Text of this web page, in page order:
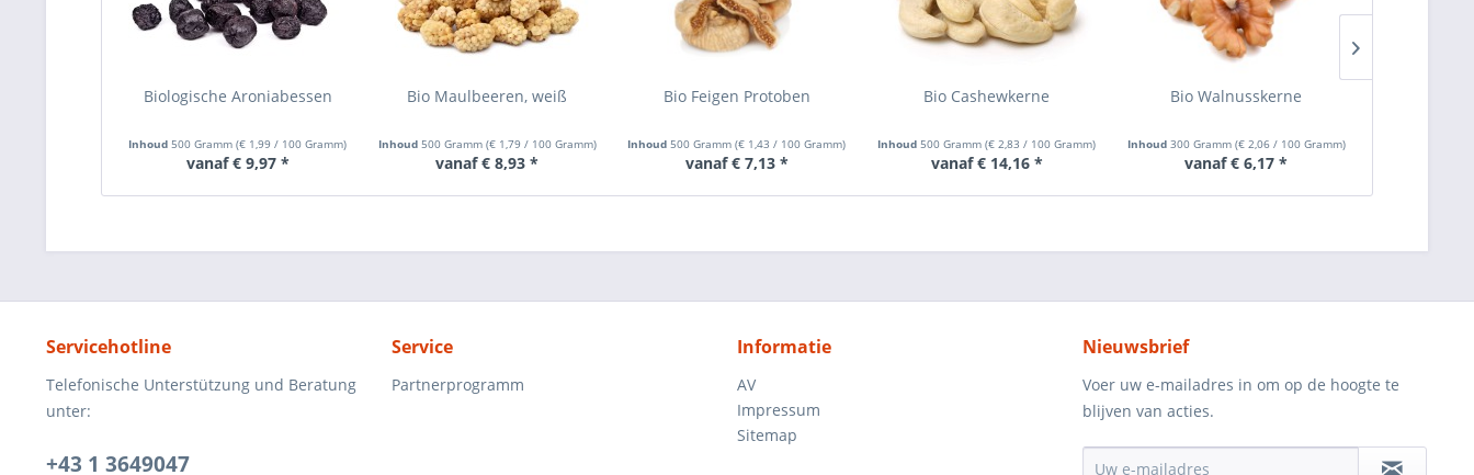
Biologische Aroniabessen
Inhoud500 Gramm(€ 1,99 / 100 Gramm)
vanaf € 9,97 *
Bio Maulbeeren, weiß
Inhoud 500 Gramm (€ 1,79 / 100 Gramm)
vanaf € 8,93 *
Bio Feigen Protoben
Inhoud500 Gramm(€ 1,43 / 100 Gramm)
vanaf € 7,13 *
Bio Cashewkerne
Inhoud500 Gramm(€ 2,83 / 100 Gramm)
vanaf € 14,16 *
Bio Walnusskerne
Inhoud 300 Gramm (€ 2,06/ 100 Gramm)
vanaf € 6,17 *
Servicehotline
Telefonische Unterstützung und Beratung
unter:
+43 1 3649047
Service
Partnerprogramm
Informatie
AV
Impressum
Sitemap
Nieuwsbrief
Voer uw e-mailadres in om op de hoogte te
blijven van acties.